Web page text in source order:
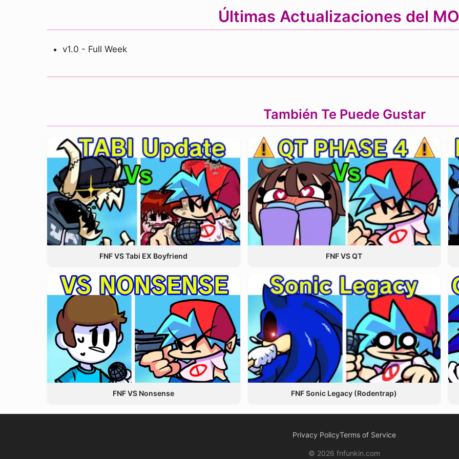
Últimas Actualizaciones del
v1.0 - Full Week
También Te Puede Gustar
FNF VS Tabi EX Boyfriend FNF VS QT
FNF VS Nonsense FNF Sonic Legacy (Rodentrap)
Privacy PolicyTerms of Service
© 2026 fnfunkin.com